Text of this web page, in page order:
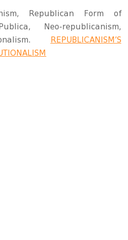
Republican Form of
Neo-republicanism,
REPUBLICANISM’S